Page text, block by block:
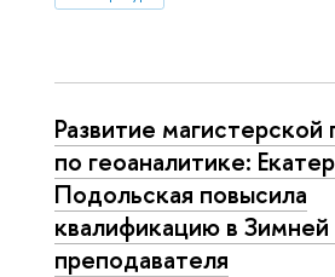
Развитие
по геоаналитике:
Подольская повысила
квалификацию в
преподавателя